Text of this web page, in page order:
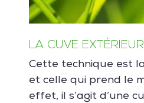
LA CUVE
Cette technique est
et celle qui prend le
effet, il s’agit d’une